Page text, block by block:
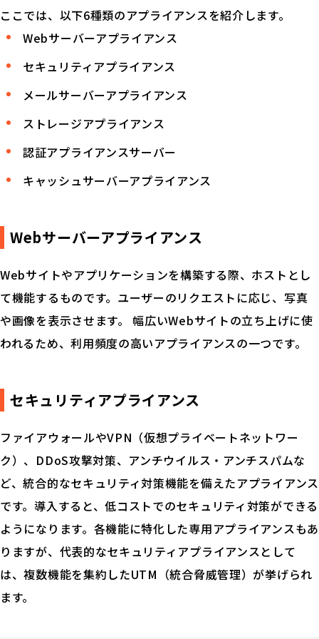
ここでは、以下6種類のアプライアンスを紹介します。
Webサーバーアプライアンス
セキュリティアプライアンス
メールサーバーアプライアンス
ストレージアプライアンス
認証アプライアンスサーバー
キャッシュサーバーアプライアンス
Webサーバーアプライアンス
Webサイトやアプリケーションを構築する際、ホストとし
て機能するものです。ユーザーのリクエストに応じ、写真
や画像を表示させます。 幅広いWebサイトの立ち上げに使
われるため、利用頻度の高いアプライアンスの一つです。
セキュリティアプライアンス
ファイアウォールやVPN（仮想プライベートネットワー
ク）、DDoS攻撃対策、アンチウイルス・アンチスパムな
ど、統合的なセキュリティ対策機能を備えたアプライアンス
です。導入すると、低コストでのセキュリティ対策ができる
ようになります。各機能に特化した専用アプライアンスもあ
りますが、代表的なセキュリティアプライアンスとして
は、複数機能を集約したUTM（統合脅威管理）が挙げられ
ます。